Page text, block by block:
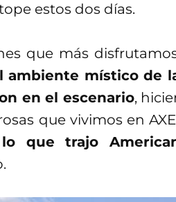
estos dos días.
que más
ambiente místico de
en el escenario,
que vivimos en
que trajo